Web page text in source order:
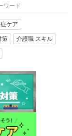
ワード
ケア
策 介護職 スキル